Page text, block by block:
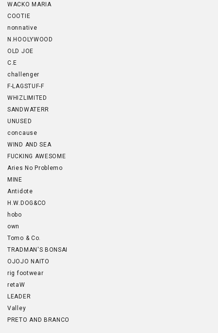
WACKO MARIA
COOTIE
nonnative
N.HOOLYWOOD
OLD JOE
C.E
challenger
F-LAGSTUF-F
WHIZLIMITED
SANDWATERR
UNUSED
concause
WIND AND SEA
FUCKING AWESOME
Aries No Problemo
MINE
Antidote
H.W.DOG&CO
hobo
own
Tomo & Co.
TRADMAN'S BONSAI
OJOJO NAITO
rig footwear
retaW
LEADER
Valley
PRETO AND BRANCO